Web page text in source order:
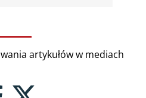
artykułów w mediach